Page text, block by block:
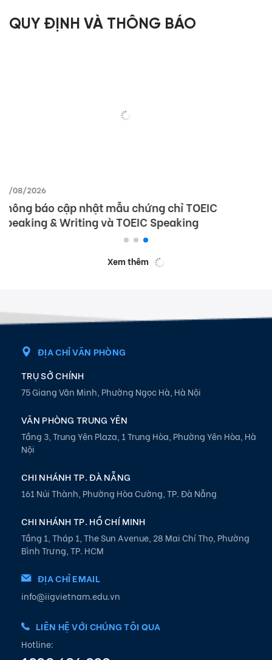
QUY ĐỊNH VÀ THÔNG BÁO
28/07/2026
Chính sách và điều khoản thanh toán
Xem thêm
ĐỊA CHỈ VĂN PHÒNG
TRỤ SỞ CHÍNH
75 Giang Văn Minh, Phường Ngọc Hà, Hà Nội
VĂN PHÒNG TRUNG YÊN
Tầng 3, Trung Yên Plaza, 1 Trung Hòa, Phường Yên Hòa, Hà
Nội
CHI NHÁNH TP. ĐÀ NẴNG
161 Núi Thành, Phường Hòa Cường, TP. Đà Nẵng
CHI NHÁNH TP. HỒ CHÍ MINH
Tầng 1, Tháp 1, The Sun Avenue, 28 Mai Chí Thọ, Phường
Bình Trưng, TP. HCM
ĐỊA CHỈ EMAIL
info@iigvietnam.edu.vn
LIÊN HỆ VỚI CHÚNG TÔI QUA
Hotline: